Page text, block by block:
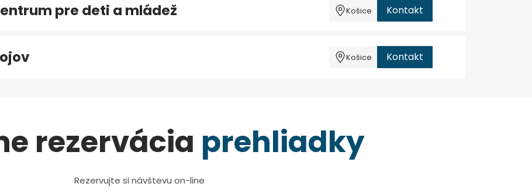
pre deti a mládež Košice Kontakt
Košice Kontakt
rezervácia prehliadky
Rezervujte si návštevu on-line